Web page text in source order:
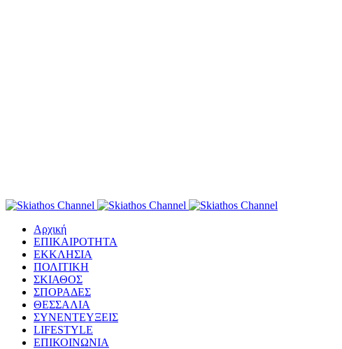
Αρχική
ΕΠΙΚΑΙΡΟΤΗΤΑ
ΕΚΚΛΗΣΙΑ
ΠΟΛΙΤΙΚΗ
ΣΚΙΑΘΟΣ
ΣΠΟΡΑΔΕΣ
ΘΕΣΣΑΛΙΑ
ΣΥΝΕΝΤΕΥΞΕΙΣ
LIFESTYLE
ΕΠΙΚΟΙΝΩΝΙΑ